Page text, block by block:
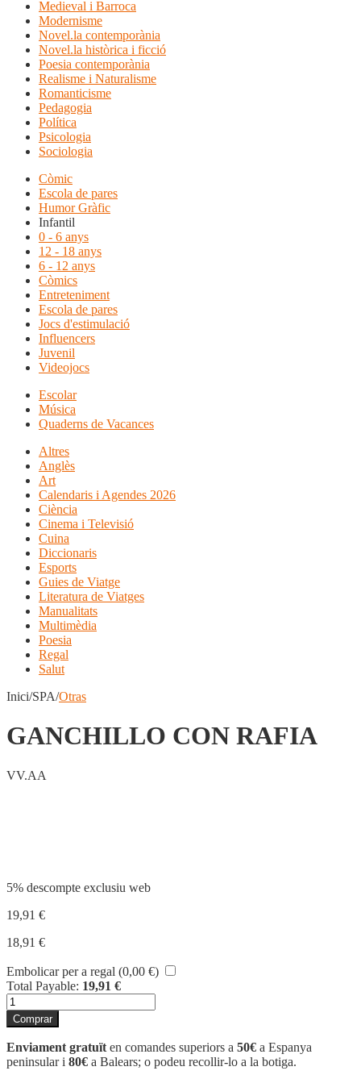
Medieval i Barroca
Modernisme
Novel.la contemporània
Novel.la històrica i ficció
Poesia contemporània
Realisme i Naturalisme
Romanticisme
Pedagogia
Política
Psicologia
Sociologia
Còmic
Escola de pares
Humor Gràfic
Infantil
0 - 6 anys
12 - 18 anys
6 - 12 anys
Còmics
Entreteniment
Escola de pares
Jocs d'estimulació
Influencers
Juvenil
Videojocs
Escolar
Música
Quaderns de Vacances
Altres
Anglès
Art
Calendaris i Agendes 2026
Ciència
Cinema i Televisió
Cuina
Diccionaris
Esports
Guies de Viatge
Literatura de Viatges
Manualitats
Multimèdia
Poesia
Regal
Salut
Inici/SPA/Otras
GANCHILLO CON RAFIA
VV.AA
5% descompte exclusiu web
19,91 €
18,91 €
Embolicar per a regal (0,00 €)
Total Payable: 19,91 €
quantitat
de
GANCHILLO
CON
RAFIA
Comprar
Enviament gratuït en comandes superiors a 50€ a Espanya
peninsular i 80€ a Balears; o podeu recollir-lo a la botiga.